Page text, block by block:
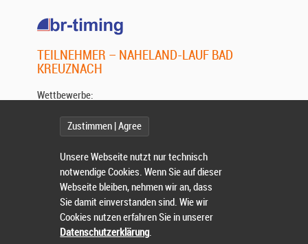
TEILNEHMER – NAHELAND-LAUF BAD
KREUZNACH
Wettbewerbe:
Wählen Sie einen Wettbewerb.
Zustimmen | Agree
Unsere Webseite nutzt nur technisch
notwendige Cookies. Wenn Sie auf dieser
Webseite bleiben, nehmen wir an, dass
Sie damit einverstanden sind. Wie wir
Cookies nutzen erfahren Sie in unserer
Datenschutzerklärung.